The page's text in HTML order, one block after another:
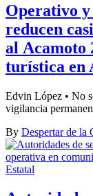
Operativo
reducen
al Acamoto
turística en
Edvin López • No
vigilancia
By Despertar de la
Estatal